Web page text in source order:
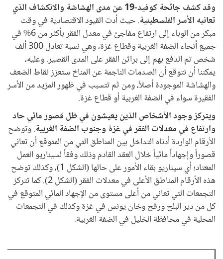
وقد كشف جائحة كوفيد-19 عن مدى الهشاشة والانكشاف الذي
تعانيه الأسر الفلسطينية. حيث أدت القيود الاقتصادية في وقت
مبكر من الوباء إلى ارتفاع مفاجئ في معدل الفقر بأكثر من 6% في
جميع أنحاء الضفة الغربية وقطاع غزة، وهي نسبة تعادل 300 ألف
شخص تم الدفع بهم إلى براثن الفقر على المدى القصير. وعليه،
يمكننا أن نتوقع أن الصدمات الناجمة عن المناخ ستعزز نقاط الضعف
والهشاشة الموجودة أصلاً، ومن ثم تتسبب في ظهور المزيد من الأسر
الفقيرة سواء في الضفة الغربية أو قطاع غزة.
ويتركز وجود الأشخاص الذين يعيشون في ظل قصور مائي حاد
وارتفاع في معدلات الفقر في غزة وجنوب الضفة الغربية. وتوضح
الأرقام الواردة أدناه التداخل بين المناطق التي من المتوقع أن تعاني
قصوراً وإجهاداً مائياً خلال العقد القادم وذلك وفقاً لسيناريو العمل
المعتاد؛ أي سيناريو بقاء الأمور على حالها (الشكل 1)، وكذلك توضح
هذه الأرقام المناطق الأعلى في معدلات الفقر (الشكل 2). كما تتركز
التجمعات التي تعاني من أعلى مستوى من الإجهاد المائي المتوقع في
كل من دير البلح ورفح وخان يونس في غزة وكذلك في التجمعات
المحلية في محافظة الخليل في الضفة الغربية.